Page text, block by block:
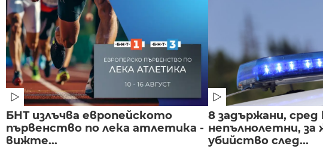
БНТ излъчва европейското
първенство по лека атлетика -
вижте...
8 задържани,
непълнолетни,
убийство след...